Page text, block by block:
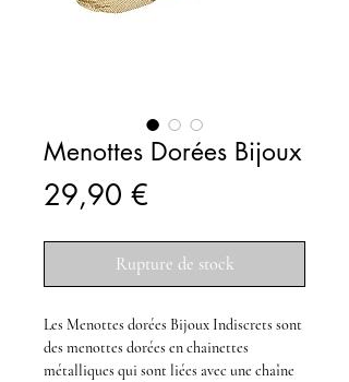
Menottes Dorées Bijoux
29,90 €
Rupture de stock
Les Menottes dorées Bijoux Indiscrets sont
des menottes dorées en chainettes
métalliques qui sont liées avec une chaîne